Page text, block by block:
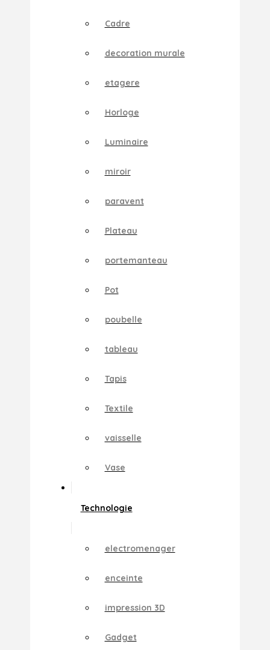
Cadre
decoration murale
etagere
Horloge
Luminaire
miroir
paravent
Plateau
portemanteau
Pot
poubelle
tableau
Tapis
Textile
vaisselle
Vase
Technologie
electromenager
enceinte
impression 3D
Gadget